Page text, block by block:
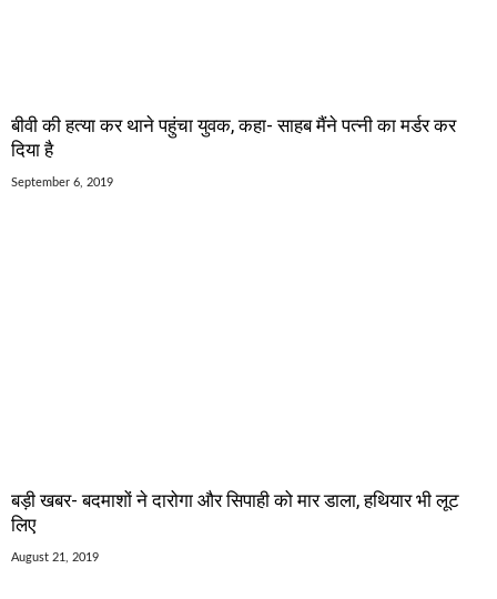
बीवी की हत्या कर थाने पहुंचा युवक, कहा- साहब मैंने पत्नी का मर्डर कर
दिया है
September 6, 2019
बड़ी खबर- बदमाशों ने दारोगा और सिपाही को मार डाला, हथियार भी लूट
लिए
August 21, 2019